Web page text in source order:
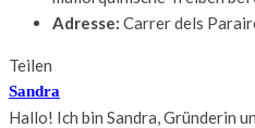
Adresse: Carrer dels
Teilen
Sandra
Hallo! Ich bin Sandra, Gründerin